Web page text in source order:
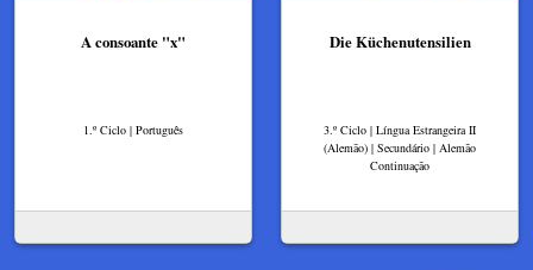
A consoante "x"
1.º Ciclo | Português
Die Küchenutensilien
3.º Ciclo | Língua Estrangeira II
(Alemão) | Secundário | Alemão
Continuação